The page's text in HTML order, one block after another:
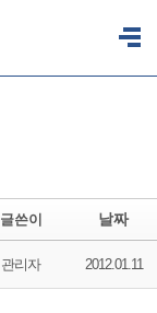
글쓴이 날짜
관리자 2012.01.11